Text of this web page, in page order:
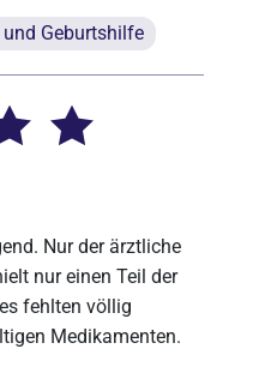
Geburtshilfe
Nur der ärztliche
nur einen Teil der
fehlten völlig
Medikamenten.